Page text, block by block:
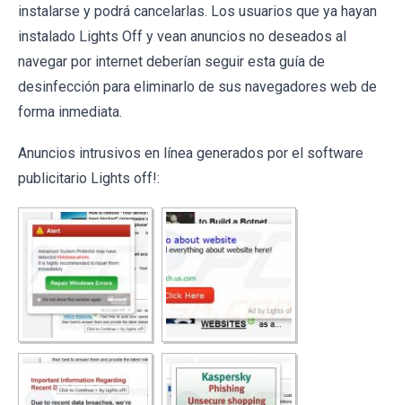
instalarse y podrá cancelarlas. Los usuarios que ya hayan
instalado Lights Off y vean anuncios no deseados al
navegar por internet deberían seguir esta guía de
desinfección para eliminarlo de sus navegadores web de
forma inmediata.
Anuncios intrusivos en línea generados por el software
publicitario Lights off!: